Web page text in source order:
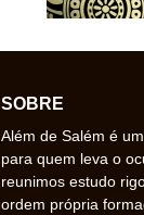
SOBRE
Além de Salém é
para quem leva o
reunimos estudo
ordem própria